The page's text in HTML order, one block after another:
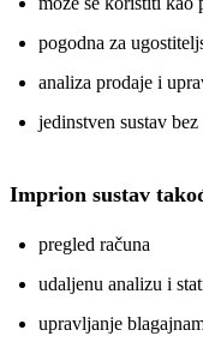
pogodna za
analiza prodaje i
jedinstven sustav
Imprion sustav
pregled računa
udaljenu analizu i
upravljanje